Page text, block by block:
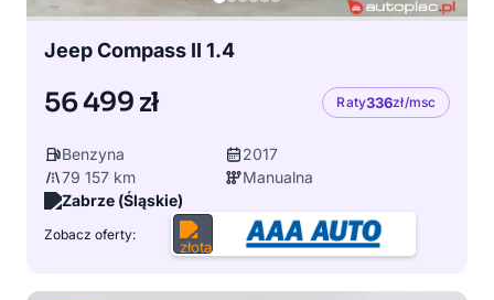
Jeep Compass II 1.4
56 499 zł Raty336zł/msc
Benzyna
2017
79 157 km
Manualna
Zabrze (Śląskie)
Zobacz oferty: